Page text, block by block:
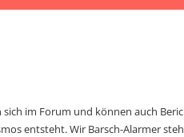
sich im Forum und können auch
entsteht. Wir Barsch-Alarmer